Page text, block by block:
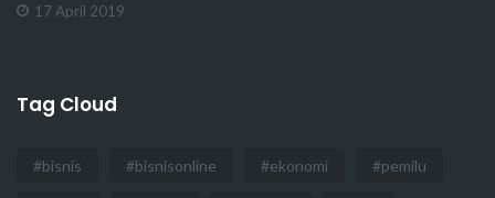
17 April 2019
Tag Cloud
#bisnis #bisnisonline #ekonomi #pemilu